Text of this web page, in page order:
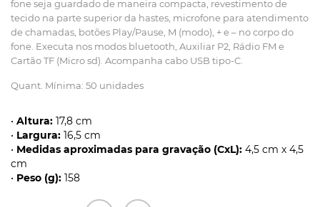
fone seja guardado de maneira compacta, revestimento de
tecido na parte superior da hastes, microfone para atendimento
de chamadas, botões Play/Pause, M (modo), + e – no corpo do
fone. Executa nos modos bluetooth, Auxiliar P2, Rádio FM e
Cartão TF (Micro sd). Acompanha cabo USB tipo-C.
Quant. Mínima: 50 unidades
• Altura: 17,8 cm
• Largura: 16,5 cm
• Medidas aproximadas para gravação (CxL): 4,5 cm x 4,5
cm
• Peso (g): 158